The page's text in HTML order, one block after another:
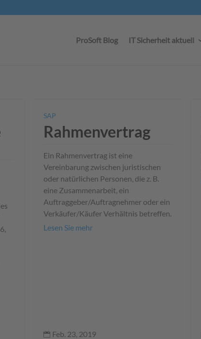
ProSoft Blog IT Sicherheit aktuell
SAP
Rahmenvertrag
Ein Rahmenvertrag ist eine
Vereinbarung zwischen juristischen
oder natürlichen Personen, die z. B.
eine Zusammenarbeit, ein
Auftraggeber/Auftragnehmer oder ein
Verkäufer/Käufer Verhält­nis betreffen.
Lesen Sie mehr
 Feb. 23, 2019